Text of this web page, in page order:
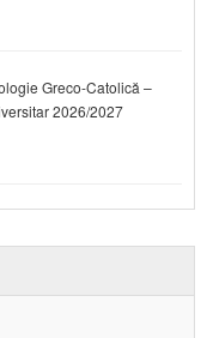
Greco-Catolică –
2026/2027